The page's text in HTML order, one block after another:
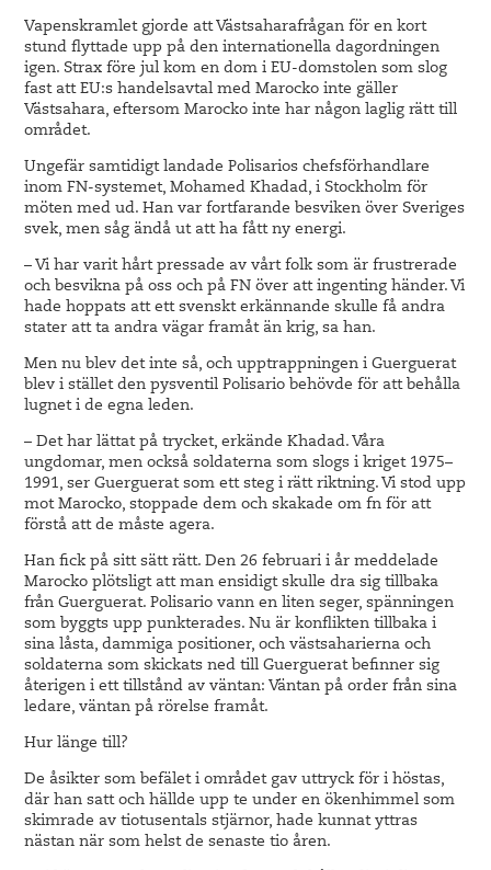
Vapenskramlet gjorde att Västsaharafrågan för en kort
stund flyttade upp på den internationella dagordningen
igen. Strax före jul kom en dom i EU-domstolen som slog
fast att EU:s handelsavtal med Marocko inte gäller
Västsahara, eftersom Marocko inte har någon laglig rätt till
området.
Ungefär samtidigt landade Polisarios chefsförhandlare
inom FN-systemet, Mohamed Khadad, i Stockholm för
möten med ud. Han var fortfarande besviken över Sveriges
svek, men såg ändå ut att ha fått ny energi.
– Vi har varit hårt pressade av vårt folk som är frustrerade
och besvikna på oss och på FN över att ingenting händer. Vi
hade hoppats att ett svenskt erkännande skulle få andra
stater att ta andra vägar framåt än krig, sa han.
Men nu blev det inte så, och upptrappningen i Guerguerat
blev i stället den pysventil Polisario behövde för att behålla
lugnet i de egna leden.
– Det har lättat på trycket, erkände Khadad. Våra
ungdomar, men också soldaterna som slogs i kriget 1975–
1991, ser Guerguerat som ett steg i rätt riktning. Vi stod upp
mot Marocko, stoppade dem och skakade om fn för att
förstå att de måste agera.
Han fick på sitt sätt rätt. Den 26 februari i år meddelade
Marocko plötsligt att man ensidigt skulle dra sig tillbaka
från Guerguerat. Polisario vann en liten seger, spänningen
som byggts upp punkterades. Nu är konflikten tillbaka i
sina låsta, dammiga positioner, och västsaharierna och
soldaterna som skickats ned till Guerguerat befinner sig
återigen i ett tillstånd av väntan: Väntan på order från sina
ledare, väntan på rörelse framåt.
Hur länge till?
De åsikter som befälet i området gav uttryck för i höstas,
där han satt och hällde upp te under en ökenhimmel som
skimrade av tiotusentals stjärnor, hade kunnat yttras
nästan när som helst de senaste tio åren.